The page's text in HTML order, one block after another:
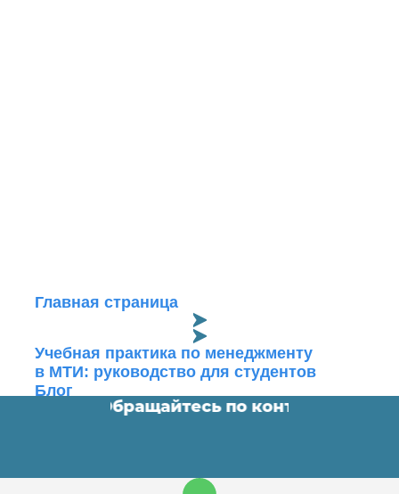
Главная страница
Учебная практика по менеджменту
в МТИ: руководство для студентов
Блог
работы. Обращайтесь по контактам ⬇️